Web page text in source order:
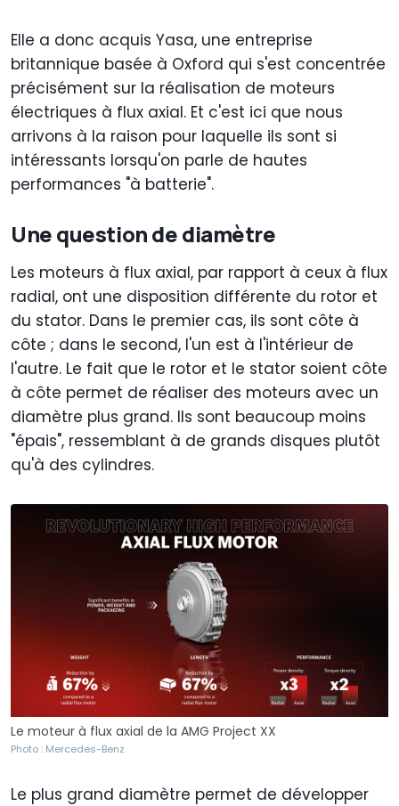
Elle a donc acquis Yasa, une entreprise
britannique basée à Oxford qui s'est concentrée
précisément sur la réalisation de moteurs
électriques à flux axial. Et c'est ici que nous
arrivons à la raison pour laquelle ils sont si
intéressants lorsqu'on parle de hautes
performances "à batterie".
Une question de diamètre
Les moteurs à flux axial, par rapport à ceux à flux
radial, ont une disposition différente du rotor et
du stator. Dans le premier cas, ils sont côte à
côte ; dans le second, l'un est à l'intérieur de
l'autre. Le fait que le rotor et le stator soient côte
à côte permet de réaliser des moteurs avec un
diamètre plus grand. Ils sont beaucoup moins
"épais", ressemblant à de grands disques plutôt
qu'à des cylindres.
Le moteur à flux axial de la AMG Project XX
Photo : Mercedes-Benz
Le plus grand diamètre permet de développer